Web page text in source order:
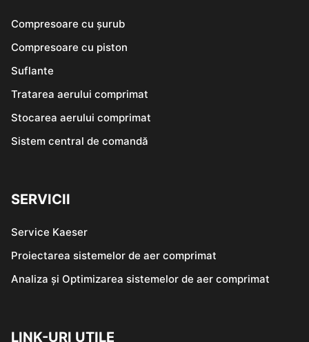
Compresoare cu șurub
Compresoare cu piston
Suflante
Tratarea aerului comprimat
Stocarea aerului comprimat
Sistem central de comandă
SERVICII
Service Kaeser
Proiectarea sistemelor de aer comprimat
Analiza și Optimizarea sistemelor de aer comprimat
LINK-URI UTILE